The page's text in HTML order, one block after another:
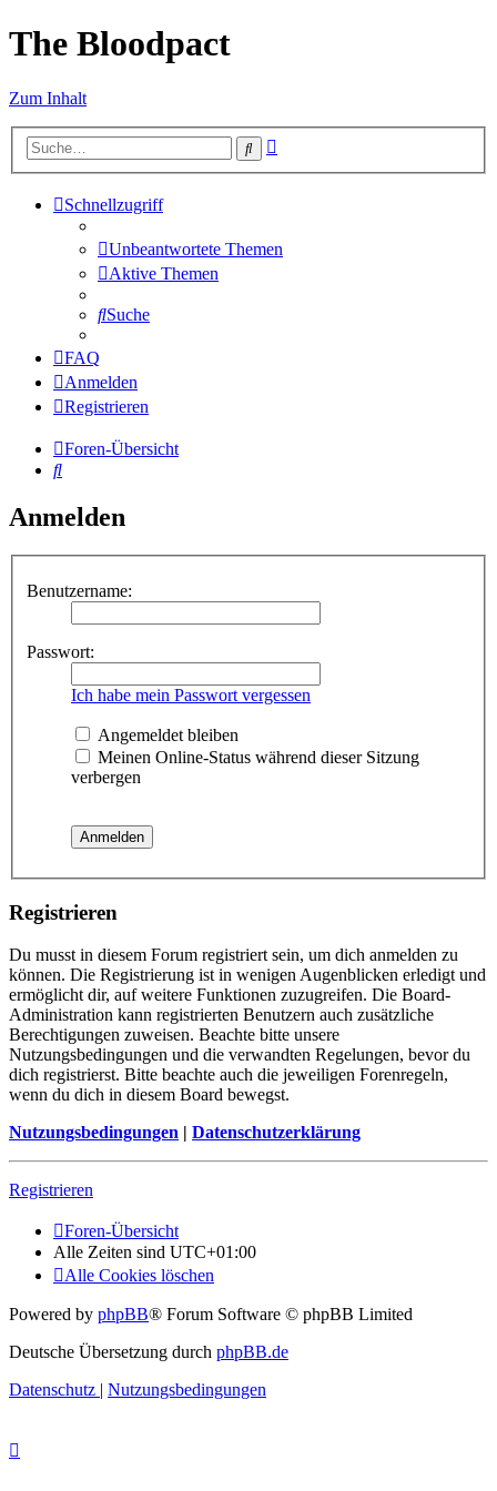
The Bloodpact
Zum Inhalt
Suche
Schnellzugriff
Unbeantwortete Themen
Aktive Themen
Suche
FAQ
Anmelden
Registrieren
Foren-Übersicht
Suche
Anmelden
Benutzername:
Passwort:
Ich habe mein Passwort vergessen
Angemeldet bleiben
Meinen Online-Status während dieser Sitzung
verbergen
Registrieren
Du musst in diesem Forum registriert sein, um dich anmelden zu
können. Die Registrierung ist in wenigen Augenblicken erledigt und
ermöglicht dir, auf weitere Funktionen zuzugreifen. Die Board-
Administration kann registrierten Benutzern auch zusätzliche
Berechtigungen zuweisen. Beachte bitte unsere
Nutzungsbedingungen und die verwandten Regelungen, bevor du
dich registrierst. Bitte beachte auch die jeweiligen Forenregeln,
wenn du dich in diesem Board bewegst.
Nutzungsbedingungen | Datenschutzerklärung
Registrieren
Foren-Übersicht
Alle Zeiten sind UTC+01:00
Alle Cookies löschen
Powered by phpBB® Forum Software © phpBB Limited
Deutsche Übersetzung durch phpBB.de
Datenschutz | Nutzungsbedingungen